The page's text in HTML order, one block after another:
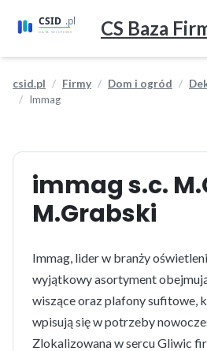
CS Baza
csid.pl Firmy Dom i ogród
Immag
immag s.c.
M.Grabski
Immag, lider w branży
wyjątkowy asortyment
wiszące oraz plafony sufitowe,
wpisują się w potrzeby
Zlokalizowana w sercu Gliwic